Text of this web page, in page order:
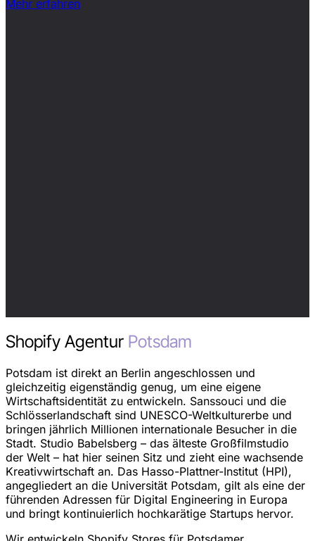
Mehr erfahren
Shopify Agentur Potsdam
Potsdam ist direkt an Berlin angeschlossen und
gleichzeitig eigenständig genug, um eine eigene
Wirtschaftsidentität zu entwickeln. Sanssouci und die
Schlösserlandschaft sind UNESCO-Weltkulturerbe und
bringen jährlich Millionen internationale Besucher in die
Stadt. Studio Babelsberg – das älteste Großfilmstudio
der Welt – hat hier seinen Sitz und zieht eine wachsende
Kreativwirtschaft an. Das Hasso-Plattner-Institut (HPI),
angegliedert an die Universität Potsdam, gilt als eine der
führenden Adressen für Digital Engineering in Europa
und bringt kontinuierlich hochkarätige Startups hervor.